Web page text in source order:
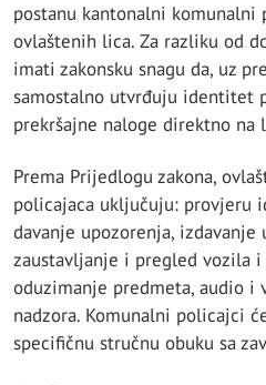
postanu kantonalni komunalni
ovlaštenih lica. Za razliku od
imati zakonsku snagu da, uz
samostalno utvrđuju identitet
prekršajne naloge direktno na
Prema Prijedlogu zakona,
policajaca uključuju: provjeru
davanje upozorenja, izdavanje
zaustavljanje i pregled vozila
oduzimanje predmeta, audio i
nadzora. Komunalni policajci
specifičnu stručnu obuku sa